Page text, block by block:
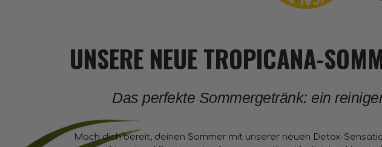
UNSERE NEUE TROPICANA-
Das perfekte Sommergetränk: ein
Mach dich bereit, deinen Sommer mit unserer neuen Detox-